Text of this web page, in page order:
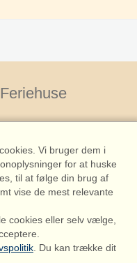
Lønne
Vi bruger dem i
for at huske
til at følge din brug af
vise de mest relevante
cookies eller selv vælge,
. Du kan trække dit